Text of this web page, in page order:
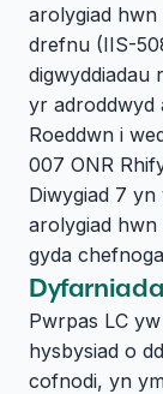
arolygiad hwn
drefnu (IIS-
digwyddiadau
yr adroddwyd
Roeddwn i
007 ONR
Diwygiad 7
arolygiad
gyda
Pwrpas LC
hysbysiad o
cofnodi, yn